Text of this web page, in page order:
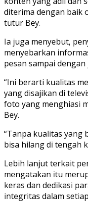
diterima dengan baik
tutur Bey.
Ia juga menyebut,
menyebarkan
pesan sampai
“Ini berarti kualitas
yang disajikan di
foto yang menghiasi
Bey.
“Tanpa kualitas yang
bisa hilang di tengah
Lebih lanjut terkait
mengatakan itu
keras dan dedikasi
integritas dalam